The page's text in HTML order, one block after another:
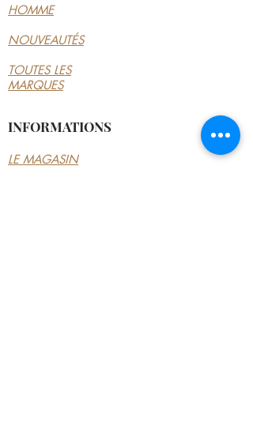
HOMME
NOUVEAUTÉS
TOUTES LES
MARQUES
INFORMATIONS
LE MAGASIN